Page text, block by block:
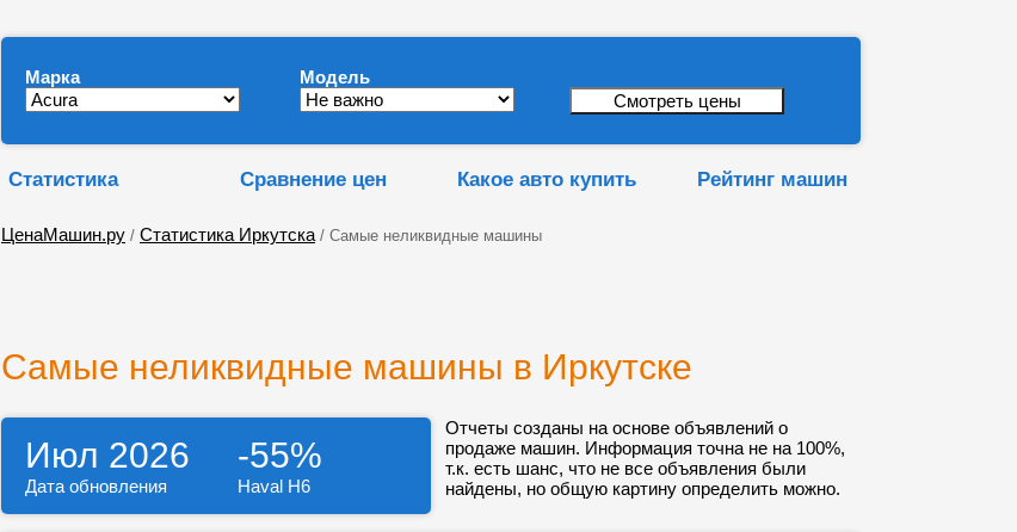
Марка Модель
Статистика Сравнение цен Какое авто купить Рейтинг машин
ЦенаМашин.ру / Статистика Иркутска/ Самые неликвидные машины
Самые неликвидные машины в Иркутске
Июл 2026 -55%
Дата обновления Haval H6
Отчеты созданы на основе объявлений о
продаже машин. Информация точна не на 100%,
т.к. есть шанс, что не все объявления были
найдены, но общую картину определить можно.